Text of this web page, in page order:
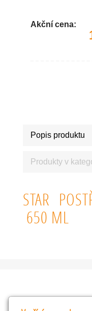
Akční cena:
Popis produktu
Produkty v
STAR
650 ML